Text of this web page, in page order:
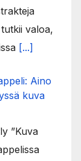
valoa,
[...]
Aino
kuva
”Kuva